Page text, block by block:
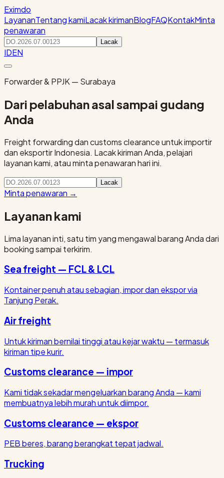
Eximdo
LayananTentang kamiLacak kirimanBlogFAQKontakMinta
penawaran
Lacak
IDEN
Forwarder & PPJK — Surabaya
Dari pelabuhan asal sampai gudang
Anda
Freight forwarding dan customs clearance untuk importir
dan eksportir Indonesia. Lacak kiriman Anda, pelajari
layanan kami, atau minta penawaran hari ini.
Lacak
Minta penawaran →
Layanan kami
Lima layanan inti, satu tim yang mengawal barang Anda dari
booking sampai terkirim.
Sea freight — FCL & LCL
Kontainer penuh atau sebagian, impor dan ekspor via
Tanjung Perak.
Air freight
Untuk kiriman bernilai tinggi atau kejar waktu — termasuk
kiriman tipe kurir.
Customs clearance — impor
Kami tidak sekadar mengeluarkan barang Anda — kami
membuatnya lebih murah untuk diimpor.
Customs clearance — ekspor
PEB beres, barang berangkat tepat jadwal.
Trucking